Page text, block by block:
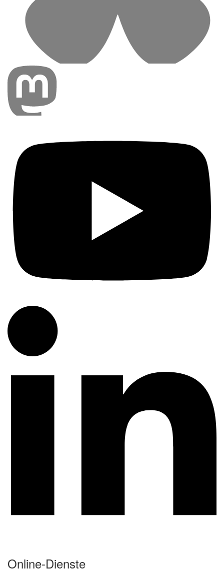
Online-Dienste